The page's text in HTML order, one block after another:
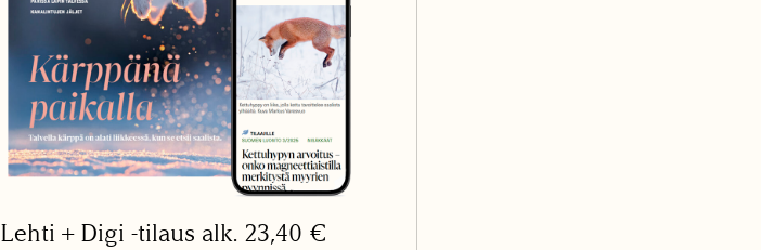
Lehti + Digi -tilaus alk. 23,40 €